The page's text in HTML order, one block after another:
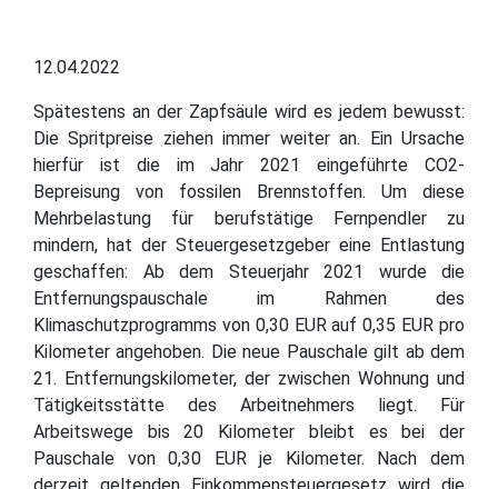
12.04.2022
Spätestens an der Zapfsäule wird es jedem bewusst:
Die Spritpreise ziehen immer weiter an. Ein Ursache
hierfür ist die im Jahr 2021 eingeführte CO2-
Bepreisung von fossilen Brennstoffen. Um diese
Mehrbelastung für berufstätige Fernpendler zu
mindern, hat der Steuergesetzgeber eine Entlastung
geschaffen: Ab dem Steuerjahr 2021 wurde die
Entfernungspauschale im Rahmen des
Klimaschutzprogramms von 0,30 EUR auf 0,35 EUR pro
Kilometer angehoben. Die neue Pauschale gilt ab dem
21. Entfernungskilometer, der zwischen Wohnung und
Tätigkeitsstätte des Arbeitnehmers liegt. Für
Arbeitswege bis 20 Kilometer bleibt es bei der
Pauschale von 0,30 EUR je Kilometer. Nach dem
derzeit geltenden Einkommensteuergesetz wird die